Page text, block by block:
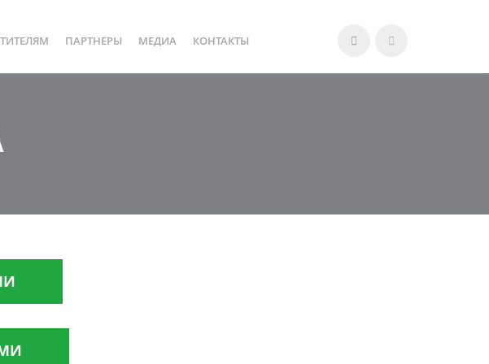
ПАРТНЕРЫ МЕДИА КОНТАКТЫ